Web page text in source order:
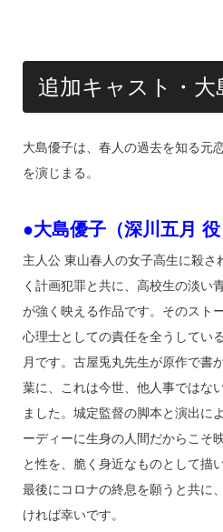
追加キャスト・大
大島優子は、春人の過去を知る元
を演じまる。
●大島優子（深川五月
主人公 東山春人の女子高生に殺
く計画犯罪と共に、高校生の淡い
が強く映える作品です。そのスト
心理士としての責任を全うしてい
月です。古屋兎丸先生が原作で書
葉に、これは今世、他人事ではな
ました。城定監督の脚本と演出に
ーディーに生身の人間だからこそ
と性を、脆く身近なものとして描
最後にコロナの終息を願うと共に
ければ幸いです。